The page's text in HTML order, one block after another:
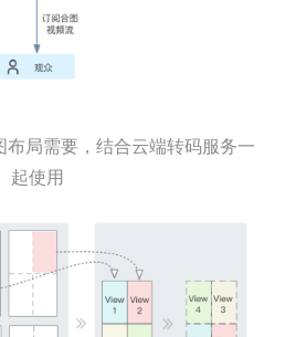
布局需要，结合云端转码服务一
起使用